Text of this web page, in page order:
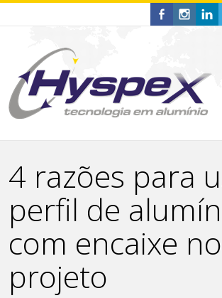
4 razões para
perfil de
com encaixe no
projeto